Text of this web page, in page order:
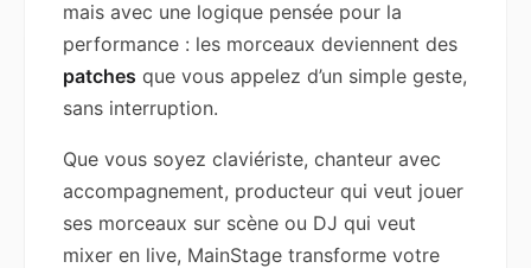
mais avec une logique pensée pour la
performance : les morceaux deviennent des
patches que vous appelez d’un simple geste,
sans interruption.
Que vous soyez claviériste, chanteur avec
accompagnement, producteur qui veut jouer
ses morceaux sur scène ou DJ qui veut
mixer en live, MainStage transforme votre